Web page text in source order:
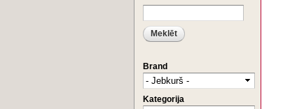
Brand
Kategorija